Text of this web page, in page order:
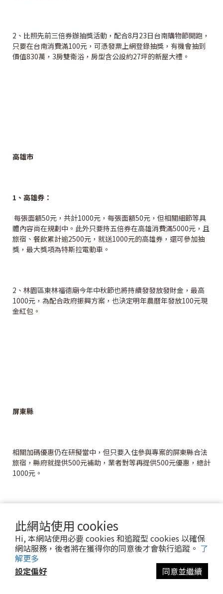
此網站使用 cookies
Hi, 本網站使用必要 cookies 和追蹤型 cookies 以確保
網站服務，後者將在獲得你的同意後才會執行追蹤。 了
解更多
設定偏好
同意並繼續
2、比照先前三倍券辦抽獎活動，配合8月23日台南購物節開跑，
只要在台南消費滿100元，可憑發票上網登錄抽獎，有機會抽到
價值830萬，3房雙衛浴，房型含公設約27坪的新屋大禮。
高雄市
1 、高雄券：
每張面額50元，共計1000元，每張面額50元，但相關細節等具
體內容尚在規劃中。此外只要持五倍券在高雄消費滿5000元，且
旅宿、餐飲累計逾2500元，就送1000元的高雄券，還可參加抽
獎，最大獎項為特斯拉電動車。
2、林園區東林福德廟今年中秋節也將持續發發放發財金，最高
1000元，為配合政府振興方案，也決定明年農曆年發放100元現
金紅包。
屏東縣
相關加碼優惠仍在研擬當中，但只要入住參與專案的屏東縣合法
旅宿，縣府就提供500元補助，業者對等再提供500元優惠，總計
1000元。
宜蘭縣